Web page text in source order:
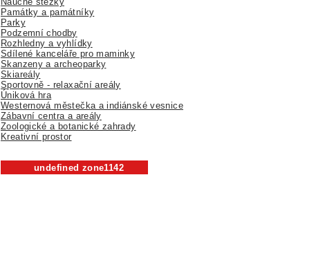
Památky a památníky
Parky
Podzemní chodby
Rozhledny a vyhlídky
Sdílené kanceláře pro maminky
Skanzeny a archeoparky
Skiareály
Sportovně - relaxační areály
Úniková hra
Westernová městečka a indiánské vesnice
Zábavní centra a areály
Zoologické a botanické zahrady
Kreativní prostor
undefined zone1142